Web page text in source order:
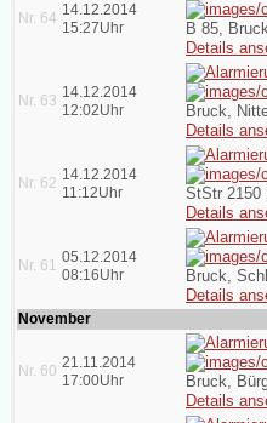
Nr. 64 14.12.2014
15:27Uhr
B 85,
Details
Nr. 63 14.12.2014
12:02Uhr
Bruck,
Details
Nr. 62 14.12.2014
11:12Uhr
StStr 2150
Details
Nr. 61 05.12.2014
08:16Uhr
Bruck,
Details
November
Nr. 60 21.11.2014
17:00Uhr
Bruck,
Details